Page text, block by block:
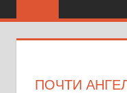
ПОЧТИ